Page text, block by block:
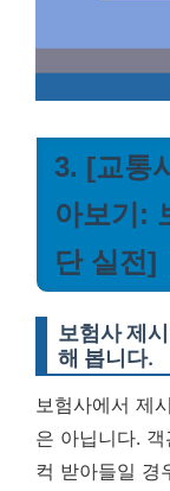
3. [교통
아보기:
단 실전]
보험사 제
해 봅니다.
보험사에서 제
은 아닙니다.
컥 받아들일 경